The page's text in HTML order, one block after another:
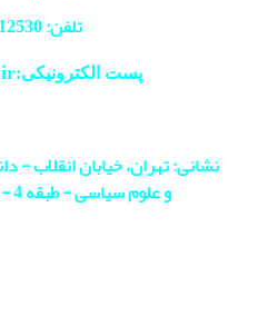
تلفن: 61112530-
پست الکترونیکی:lawmag
نشانی: تهران، خیابان انقلاب
و علوم سیاسی - طبقه 4 - دفتر مجله - اتاق 413